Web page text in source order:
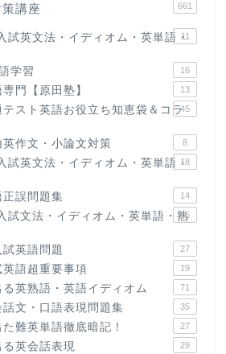
講座 661
試英文法・イディオム・英単語・
11
学習 16
門【原田塾】 13
テスト英語お役立ち知恵袋＆コラ45
作文・小論文対策 8
試英文法・イディオム・英単語・
18
正誤問題集 14
試文法・イディオム・英単語・熟
15
英語問題 27
語超重要事項 19
英熟語・英語イディオム 71
話文・口語表現問題集 35
難英単語徹底暗記！ 27
英会話表現 29